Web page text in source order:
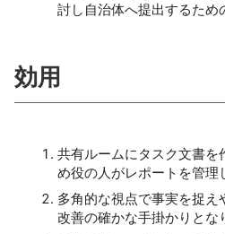
討し自治体へ提出するため
効用
共有ルームにタスク文書を
め役の人がレポートを管理
多角的な視点で事実を捉
改善の確かな手掛かりとな